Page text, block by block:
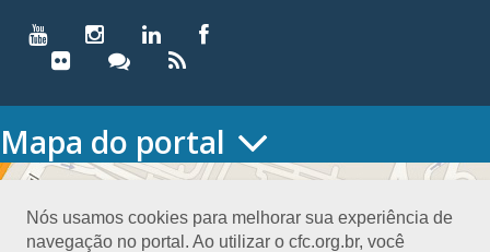
Nós usamos cookies para melhorar sua experiência de
navegação no portal. Ao utilizar o cfc.org.br, você
Mapa do portal
HOME
Conselho Diretor
Nossa Sede